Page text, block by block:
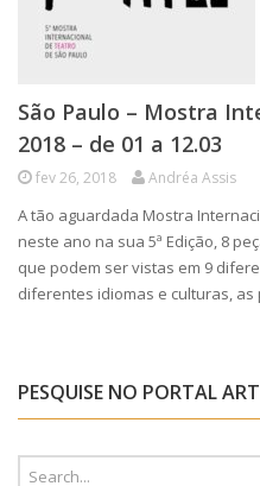
São Paulo – Mostra
2018 – de 01 a 12.03
fev 26, 2018 Andréa Assis
A tão aguardada Mostra
neste ano na sua 5ª Edição, 8
que podem ser vistas em 9
diferentes idiomas e culturas,
PESQUISE NO PORTAL